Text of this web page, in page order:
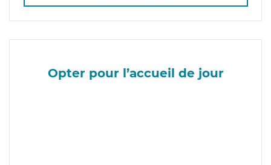
Opter pour l’accueil de jour